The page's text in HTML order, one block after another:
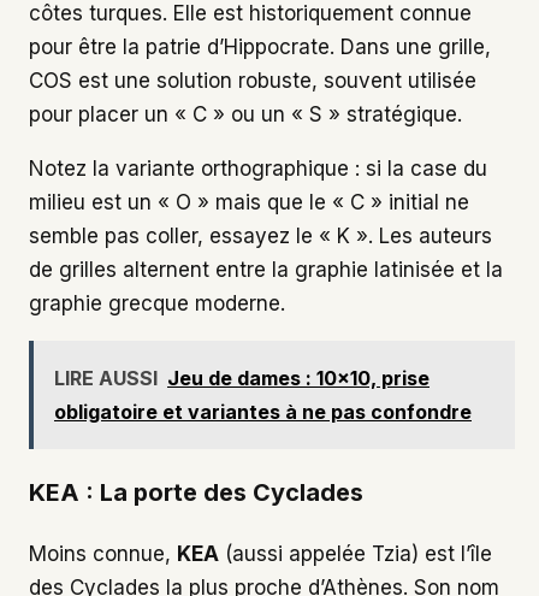
côtes turques. Elle est historiquement connue
pour être la patrie d’Hippocrate. Dans une grille,
COS est une solution robuste, souvent utilisée
pour placer un « C » ou un « S » stratégique.
Notez la variante orthographique : si la case du
milieu est un « O » mais que le « C » initial ne
semble pas coller, essayez le « K ». Les auteurs
de grilles alternent entre la graphie latinisée et la
graphie grecque moderne.
LIRE AUSSI Jeu de dames : 10x10, prise
obligatoire et variantes à ne pas confondre
KEA : La porte des Cyclades
Moins connue, KEA (aussi appelée Tzia) est l’île
des Cyclades la plus proche d’Athènes. Son nom